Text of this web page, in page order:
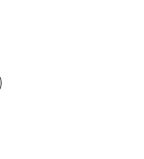
À LISTA DE